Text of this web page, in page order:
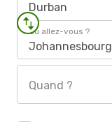
Durban
Où allez-vous ?
Johannesbourg
Quand ?